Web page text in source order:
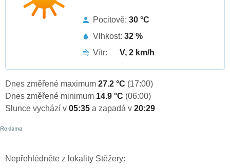
Pocitově: 30 °C
Vlhkost: 32 %
Vítr:
V, 2 km/h
Dnes změřené maximum 27.2 °C (17:00)
Dnes změřené minimum 14.9 °C (06:00)
Slunce vychází v 05:35 a zapadá v 20:29
Nepřehlédněte z lokality Stěžery: